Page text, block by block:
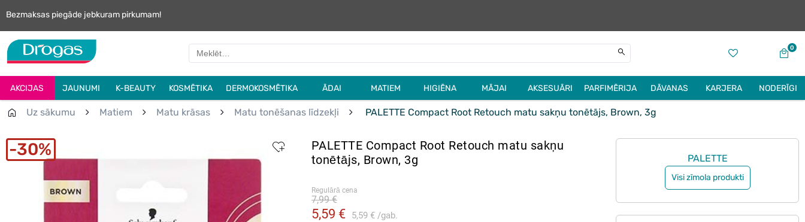
Bezmaksas piegāde jebkuram pirkumam!
0
AKCIJAS JAUNUMI K-BEAUTY KOSMĒTIKA DERMOKOSMĒTIKA ĀDAI MATIEM HIGIĒNA MĀJAI AKSESUĀRI PARFIMĒRIJA DĀVANAS KARJERA NODERĪGI
Uz sākumu Matiem Matu krāsas Matu tonēšanas līdzekļi PALETTE Compact Root Retouch matu sakņu tonētājs, Brown, 3g
30%
PALETTE Compact Root Retouch matu sakņu
tonētājs, Brown, 3g
Regulārā cena
5,59 € 5,59 € gab.
7,99 €
PALETTE
Visi zīmola produkti